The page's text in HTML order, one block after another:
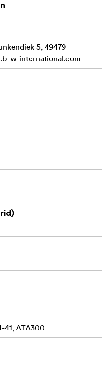
5, 49479
w-international.com
41, ATA300